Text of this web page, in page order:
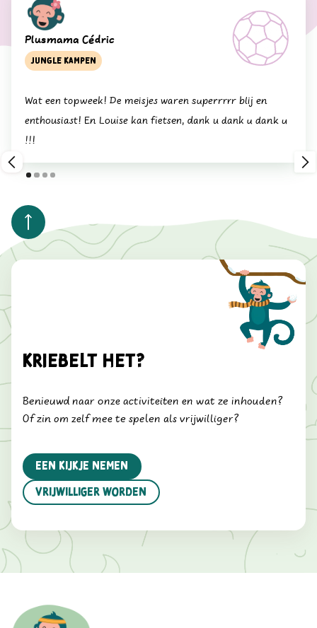
Plusmama Cédric
Jungle kampen
Wat een topweek! De meisjes waren superrrrr blij en
enthousiast! En Louise kan fietsen, dank u dank u dank u
!!!
Kriebelt het?
Benieuwd naar onze activiteiten en wat ze inhouden?
Of zin om zelf mee te spelen als vrijwilliger?
Een kijkje nemen
vrijwilliger worden